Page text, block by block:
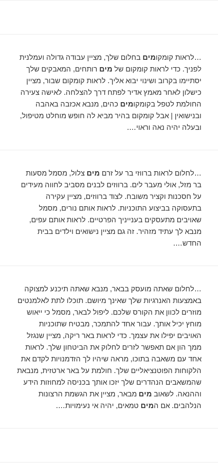
…לראות קומקומים בחלום שלך, מציין עבודה גדולה ועמלנית
לפניך. כדי לראות קומקום של מים רותחים, המאבקים שלך
יסתיימו בקרוב ושינוי יבוא אליך. לראות קומקום שבור, מציין
כישלון לאחר מאמץ אדיר לפתח דרך להצלחה. לאישה צעירה
החולמת לטפל בקומקומים כהים, מנבא אכזבה באהבה
ובנישואין | אבל קומקום בהיר מביא לה חופש מוחלט מטיפול,
ובעלה יהיה נאה וראוי….
…לחלום לראות ברווזי בר על זרם מים צלול, מסמל מסעות
בר מזל, אולי מעבר לים. ברווזים לבנים מסביב לחווה מעידים
על חסכנות וקציר משובח. לצוד ברווזים, מציין עקירה
בתעסוקה בביצוע התוכניות. לראות אותם נורים, מסמל
שאויבים מתעסקים בענייניך הפרטיים. לראות אותם עפים,
מנבא לך עתיד מזהיר. זה גם מציין נישואים וילדים בבית
החדש….
…לחלום שאתה מועסק בבאר, מנבא שאתה תיכנע למצוקה
באמצעות האנרגיות שלך שאינך מיושם. תוכלו לתת לאלמנטים
מוזרים לכוון את הקורס שלכם. ליפול לבאר, מסמל כי ייאוש
מוחץ יכיל אותך. עבור אחד להתמכר, מבטיח שתוכניות
האויבים יפילו את עצמך. כדי לראות באר ריקה, מציין שנגזל
ממך הון אם תאפשר לזרים לחלוק את הביטחון שלך. לראות
אחד עם משאבה בתוכו, מראה שיהיו לך הזדמנויות לקדם את
הלקוחות הפוטנציאליים שלך. חולמת על באר ארטזית, מנבאת
שהמשאבים הנהדרים שלך יזכו אותך בכניסה למחוזות הידע
וההנאה. לשאוב מים מבאר, מציין את הגשמת הרצונות
הנלהבים. אם המים טמאים, יהיה אי נעימויות….